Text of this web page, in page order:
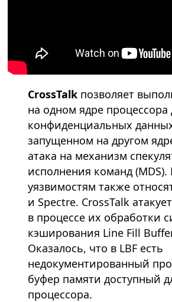
CrossTalk позволяет
на одном ядре процессора
конфиденциальных
запущенном на другом
атака на механизм
исполнения команд (MDS).
уязвимостям также
и Spectre. CrossTalk
в процессе их обработки
кэширования Line Fill
Оказалось, что в LBF есть
недокументированный
буфер памяти доступный
процессора.